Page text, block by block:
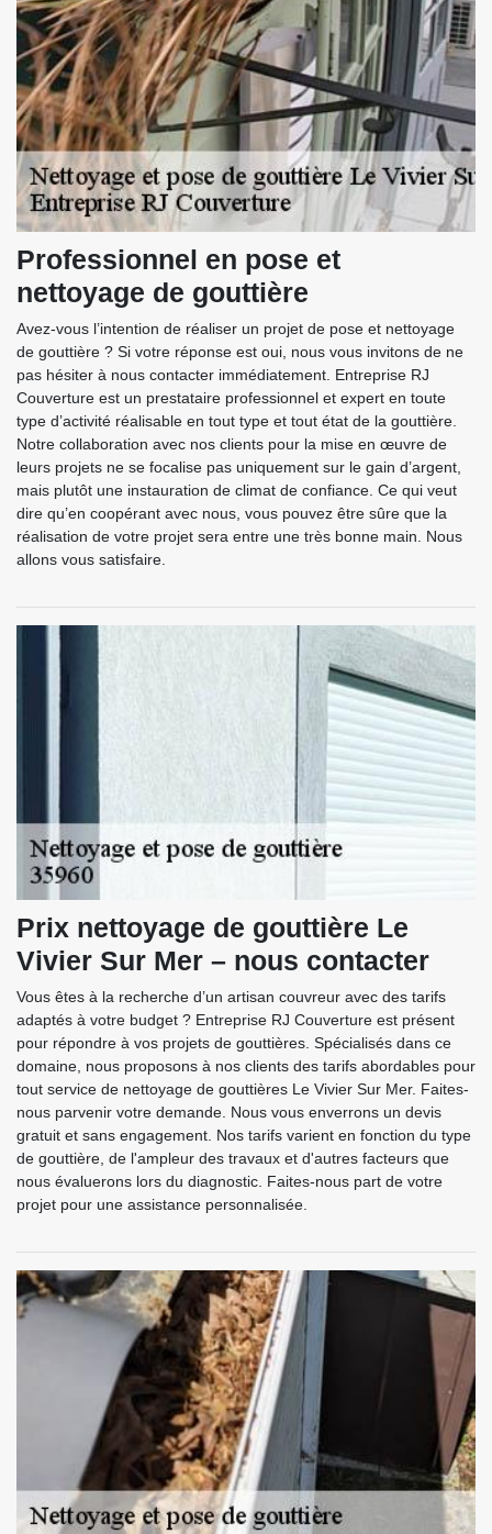
Professionnel en pose et
nettoyage de gouttière
Avez-vous l’intention de réaliser un projet de pose et nettoyage
de gouttière ? Si votre réponse est oui, nous vous invitons de ne
pas hésiter à nous contacter immédiatement. Entreprise RJ
Couverture est un prestataire professionnel et expert en toute
type d’activité réalisable en tout type et tout état de la gouttière.
Notre collaboration avec nos clients pour la mise en œuvre de
leurs projets ne se focalise pas uniquement sur le gain d’argent,
mais plutôt une instauration de climat de confiance. Ce qui veut
dire qu’en coopérant avec nous, vous pouvez être sûre que la
réalisation de votre projet sera entre une très bonne main. Nous
allons vous satisfaire.
Prix nettoyage de gouttière Le
Vivier Sur Mer – nous contacter
Vous êtes à la recherche d’un artisan couvreur avec des tarifs
adaptés à votre budget ? Entreprise RJ Couverture est présent
pour répondre à vos projets de gouttières. Spécialisés dans ce
domaine, nous proposons à nos clients des tarifs abordables pour
tout service de nettoyage de gouttières Le Vivier Sur Mer. Faites-
nous parvenir votre demande. Nous vous enverrons un devis
gratuit et sans engagement. Nos tarifs varient en fonction du type
de gouttière, de l'ampleur des travaux et d'autres facteurs que
nous évaluerons lors du diagnostic. Faites-nous part de votre
projet pour une assistance personnalisée.